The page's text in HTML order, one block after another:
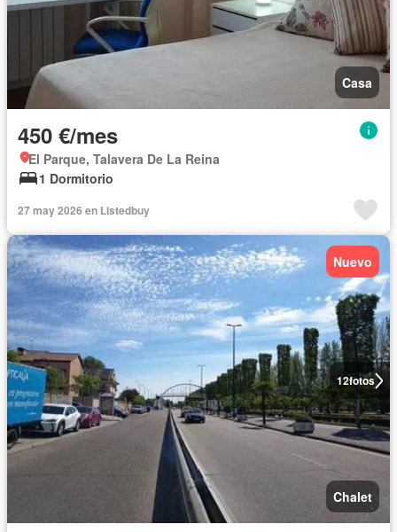
Casa
450 €/mes
El Parque, Talavera De La Reina
1 Dormitorio
27 may 2026 en Listedbuy
12fotos
Nuevo
Chalet